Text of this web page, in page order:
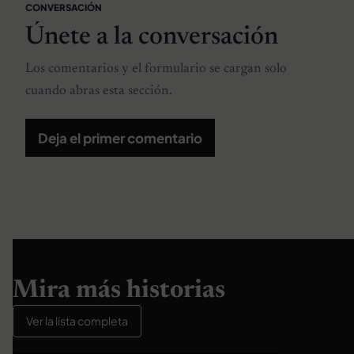
CONVERSACIÓN
Únete a la conversación
Los comentarios y el formulario se cargan solo
cuando abras esta sección.
Deja el primer comentario
Mira más historias
Ver la lista completa